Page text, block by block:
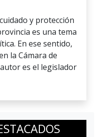
y protección
es una tema
En ese sentido,
la Cámara de
es el legislador